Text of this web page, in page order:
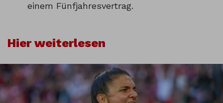
einem Fünfjahresvertrag.
Hier weiterlesen